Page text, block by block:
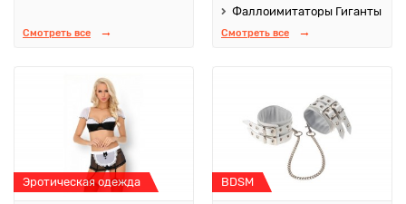
Смотреть все
Фаллоимитаторы Гиганты
Смотреть все
Эротическая одежда BDSM